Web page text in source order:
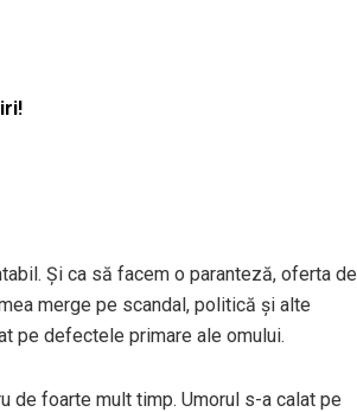
Și ca să facem o paranteză, oferta de
merge pe scandal, politică și alte
pe defectele primare ale omului.
de foarte mult timp. Umorul s-a calat pe